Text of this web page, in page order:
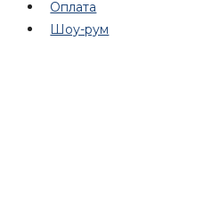
Оплата
Шоу-рум